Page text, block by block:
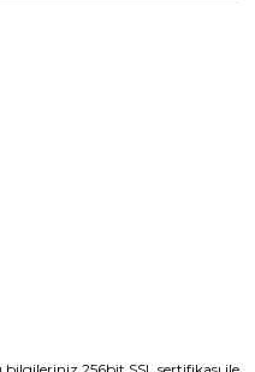
256bit SSL sertifikası ile